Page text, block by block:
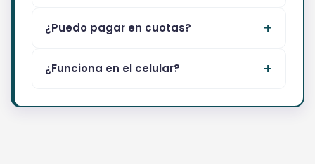
¿Puedo pagar en cuotas?
¿Funciona en el celular?